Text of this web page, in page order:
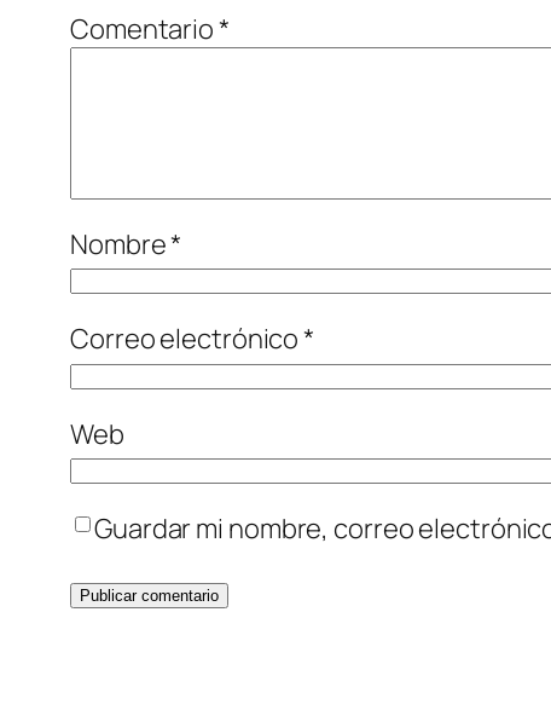
Comentario*
Nombre*
Correo electrónico*
Web
Guardar mi nombre, correo